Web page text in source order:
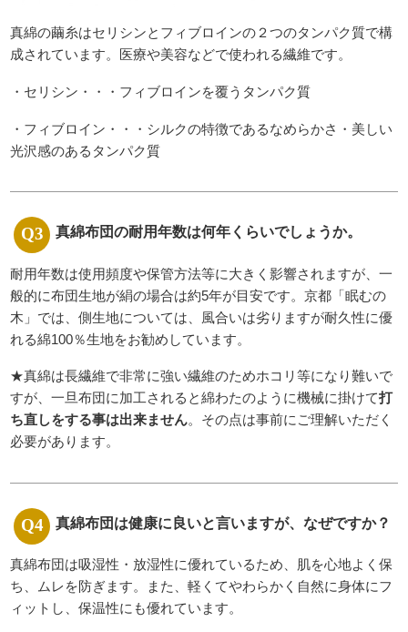
真綿の繭糸はセリシンとフィブロインの２つのタンパク質で構
成されています。医療や美容などで使われる繊維です。
・セリシン・・・フィブロインを覆うタンパク質
・フィブロイン・・・シルクの特徴であるなめらかさ・美しい
光沢感のあるタンパク質
真綿布団の耐用年数は何年くらいでしょうか。
耐用年数は使用頻度や保管方法等に大きく影響されますが、一
般的に布団生地が絹の場合は約5年が目安です。京都「眠むの
木」では、側生地については、風合いは劣りますが耐久性に優
れる綿100％生地をお勧めしています。
★真綿は長繊維で非常に強い繊維のためホコリ等になり難いで
すが、一旦布団に加工されると綿わたのように機械に掛けて打
ち直しをする事は出来ません。その点は事前にご理解いただく
必要があります。
真綿布団は健康に良いと言いますが、なぜですか？
真綿布団は吸湿性・放湿性に優れているため、肌を心地よく保
ち、ムレを防ぎます。また、軽くてやわらかく自然に身体にフ
ィットし、保温性にも優れています。